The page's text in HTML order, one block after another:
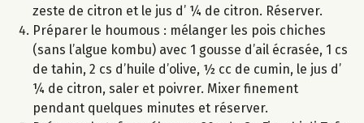
zeste de citron et le jus d’ ¼ de citron. Réserver.
Préparer le houmous : mélanger les pois chiches
(sans l’algue kombu) avec 1 gousse d’ail écrasée, 1 cs
de tahin, 2 cs d’huile d’olive, ½ cc de cumin, le jus d’
¼ de citron, saler et poivrer. Mixer finement
pendant quelques minutes et réserver.